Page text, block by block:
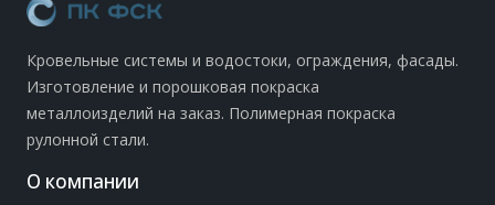
Кровельные системы и водостоки, ограждения, фасады.
Изготовление и порошковая покраска
металлоизделий на заказ. Полимерная покраска
рулонной стали.
О компании